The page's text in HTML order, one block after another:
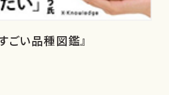
い品種図鑑』